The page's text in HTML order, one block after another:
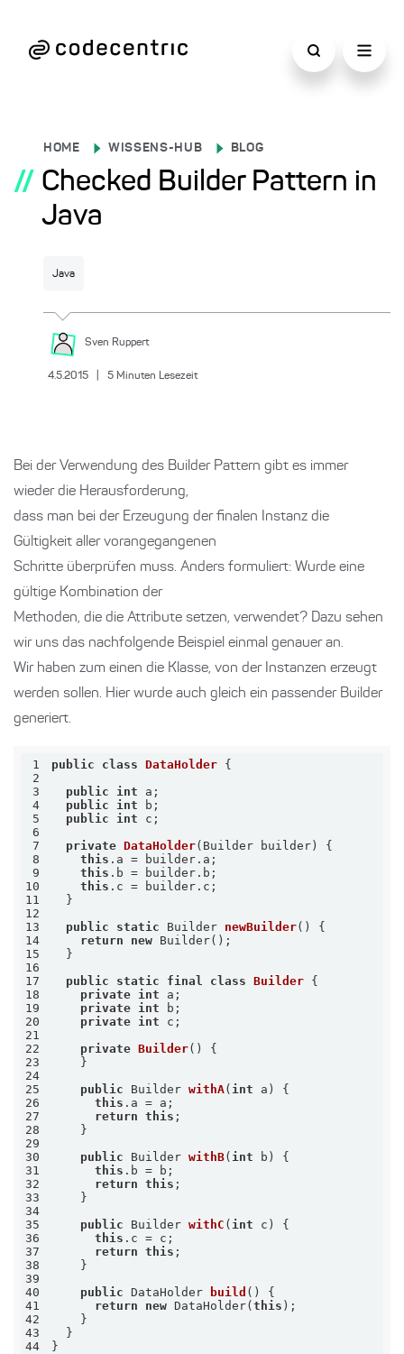
HOME WISSENS-HUB BLOG
// Checked Builder Pattern in
Java
Java
Sven Ruppert
4.5.2015 5 Minuten Lesezeit
Bei der Verwendung des Builder Pattern gibt es immer
wieder die Herausforderung,
dass man bei der Erzeugung der finalen Instanz die
Gültigkeit aller vorangegangenen
Schritte überprüfen muss. Anders formuliert: Wurde eine
gültige Kombination der
Methoden, die die Attribute setzen, verwendet? Dazu sehen
wir uns das nachfolgende Beispiel einmal genauer an.
Wir haben zum einen die Klasse, von der Instanzen erzeugt
werden sollen. Hier wurde auch gleich ein passender Builder
generiert.
1 public class DataHolder
2
3
public int
4
public int
5
public int
6
7
private DataHolder(Builder builder)
8
this
9
this
10
this
11
12
13
public static Builder newBuilder()
14
return new
15
16
17
public static final class Builder
18
private int
19
private int
20
private int
21
22
private Builder()
23
24
25
public Builder withA( int a)
26
this
27
return this
28
29
30
public Builder withB( int b)
31
this
32
return this
33
34
35
public Builder withC ( int c)
36
this
37
return this
38
39
40
public DataHolder build ()
41
return new DataHolder(this
42
43
44
}